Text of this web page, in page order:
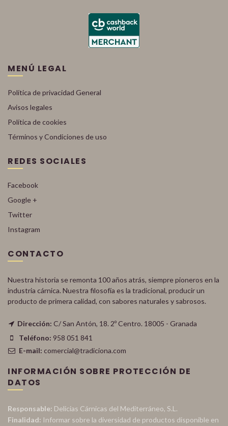
MENÚ LEGAL
Política de privacidad General
Avisos legales
Política de cookies
Términos y Condiciones de uso
REDES SOCIALES
Facebook
Google +
Twitter
Instagram
CONTACTO
Nuestra historia se remonta 100 años atrás, siempre pioneros en la
industria cárnica. Nuestra filosofía es la tradicional, producir un
producto de primera calidad, con sabores naturales y sabrosos.
Dirección: C/ San Antón, 18. 2º Centro. 18005 - Granada
Teléfono: 958 051 841
E-mail: comercial@tradiciona.com
INFORMACIÓN SOBRE PROTECCIÓN DE
DATOS
Responsable: Delicias Cárnicas del Mediterráneo, S.L.
Finalidad: Informar sobre la diversidad de productos disponible en